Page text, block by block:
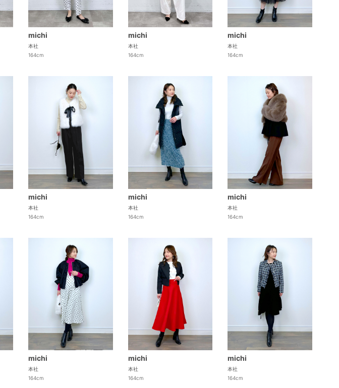
michi
本社
164cm
michi
本社
164cm
michi
本社
164cm
michi
本社
164cm
michi
本社
164cm
michi
本社
164cm
michi
本社
164cm
michi
本社
164cm
michi
本社
164cm